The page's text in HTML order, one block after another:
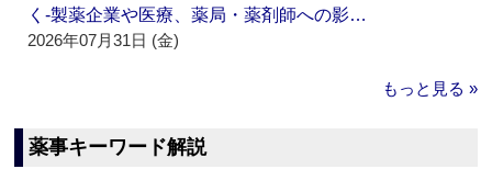
く‐製薬企業や医療、薬局・薬剤師への影…
2026年07月31日 (金)
もっと見る »
薬事キーワード解説